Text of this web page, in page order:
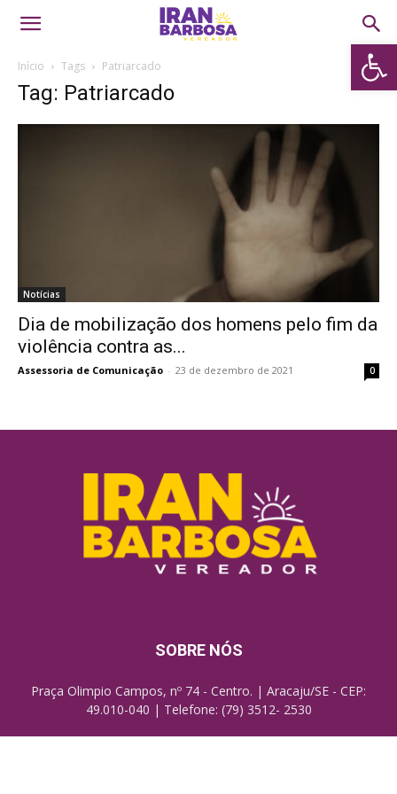
Abrir
Início Tags Patriarcado
Tag: Patriarcado
Notícias
Dia de mobilização dos homens pelo fim da
violência contra as...
Assessoria de Comunicação - 23 de dezembro de 2021 0
SOBRE NÓS
Praça Olimpio Campos, nº 74 - Centro. | Aracaju/SE - CEP:
49.010-040 | Telefone: (79) 3512- 2530